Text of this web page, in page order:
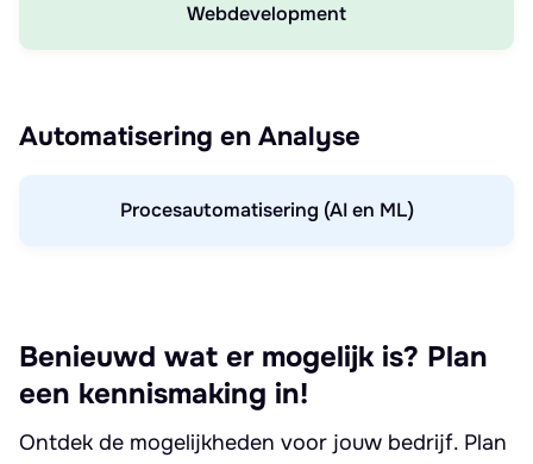
Webdevelopment
Automatisering en Analyse
Procesautomatisering (AI en ML)
Benieuwd wat er mogelijk is? Plan
een kennismaking in!
Ontdek de mogelijkheden voor jouw bedrijf. Plan